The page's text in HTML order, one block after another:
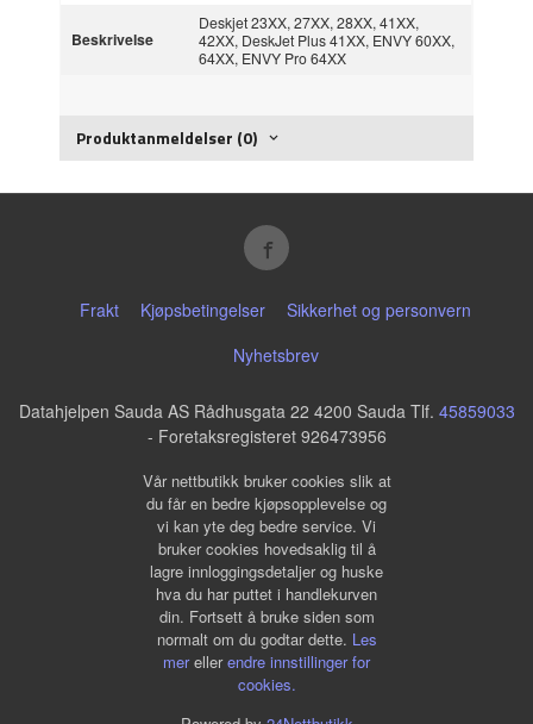
Beskrivelse
Deskjet 23XX, 27XX, 28XX, 41XX,
42XX, DeskJet Plus 41XX, ENVY 60XX,
64XX, ENVY Pro 64XX
Produktanmeldelser (0)
Frakt Kjøpsbetingelser
Sikkerhet og personvern
Nyhetsbrev
Datahjelpen Sauda AS Rådhusgata 22 4200 Sauda Tlf. 45859033
- Foretaksregisteret 926473956
Vår nettbutikk bruker cookies slik at
du får en bedre kjøpsopplevelse og
vi kan yte deg bedre service. Vi
bruker cookies hovedsaklig til å
lagre innloggingsdetaljer og huske
hva du har puttet i handlekurven
din. Fortsett å bruke siden som
normalt om du godtar dette. Les
merellerendre innstillinger for
cookies.